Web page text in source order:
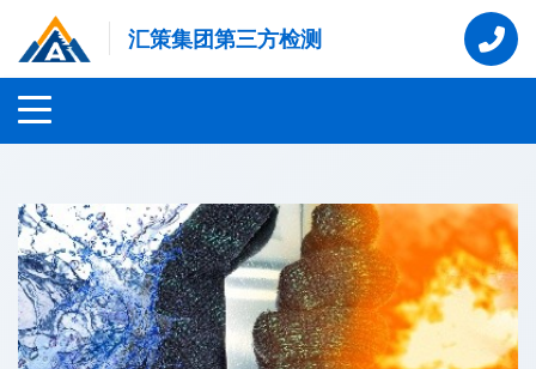
汇策集团第三方检测